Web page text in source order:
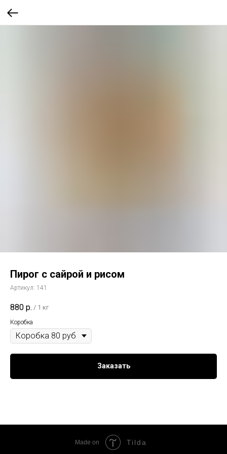
Пирог с сайрой и рисом
Артикул: 141
880 р. / 1 кг
Коробка
Заказать
Made on Tilda